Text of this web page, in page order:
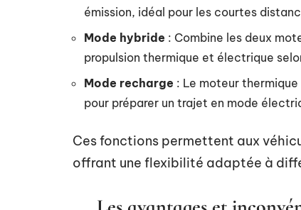
émission, idéal pour les courtes
Mode hybride : Combine les deux
propulsion thermique et électrique
Mode recharge : Le moteur
pour préparer un trajet en mode
Ces fonctions permettent aux
offrant une flexibilité adaptée à